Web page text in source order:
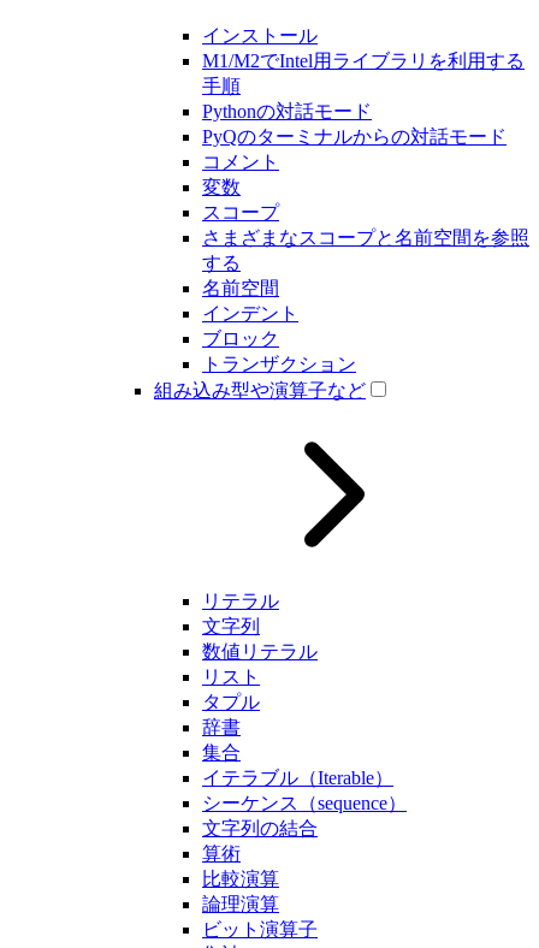
インストール
M1/M2でIntel用ライブラリを利用する
手順
Pythonの対話モード
PyQのターミナルからの対話モード
コメント
変数
スコープ
さまざまなスコープと名前空間を参照
する
名前空間
インデント
ブロック
トランザクション
組み込み型や演算子など
リテラル
文字列
数値リテラル
リスト
タプル
辞書
集合
イテラブル（Iterable）
シーケンス（sequence）
文字列の結合
算術
比較演算
論理演算
ビット演算子